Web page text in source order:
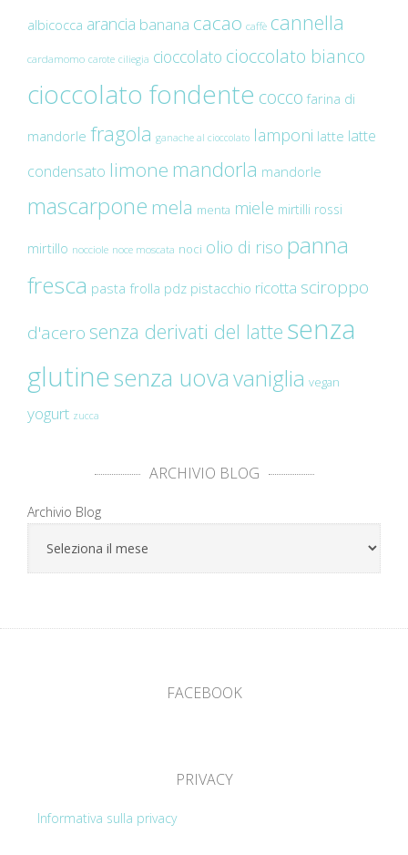
albicocca arancia banana cacao caffè cannella
cardamomo carote ciliegia cioccolato cioccolato bianco
cioccolato fondente cocco farina di
mandorle fragola ganache al cioccolato lamponi latte latte
condensato limone mandorla mandorle
mascarpone mela menta miele mirtilli rossi
mirtillo nocciole noce moscata noci olio di riso panna
fresca pasta frolla pdz pistacchio ricotta sciroppo
d'acero senza derivati del latte senza
glutinesenza uovavaniglia vegan
yogurt zucca
ARCHIVIO BLOG
Archivio Blog
FACEBOOK
PRIVACY
Informativa sulla privacy